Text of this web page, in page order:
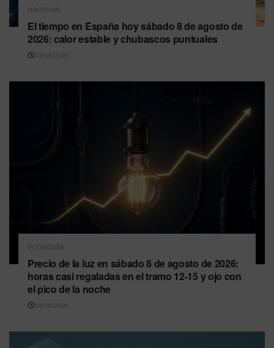
NACIONAL
El tiempo en España hoy sábado 8 de agosto de
2026: calor estable y chubascos puntuales
08/08/2026
ECONOMÍA
Precio de la luz en sábado 8 de agosto de 2026:
horas casi regaladas en el tramo 12-15 y ojo con
el pico de la noche
08/08/2026